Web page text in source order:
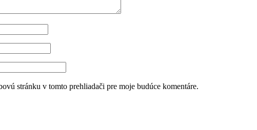
stránku v tomto prehliadači pre moje budúce komentáre.